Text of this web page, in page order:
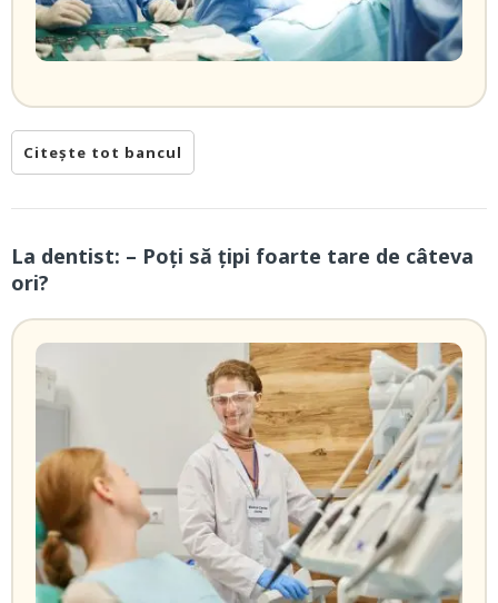
Citește tot bancul
La dentist: – Poţi să ţipi foarte tare de câteva
ori?